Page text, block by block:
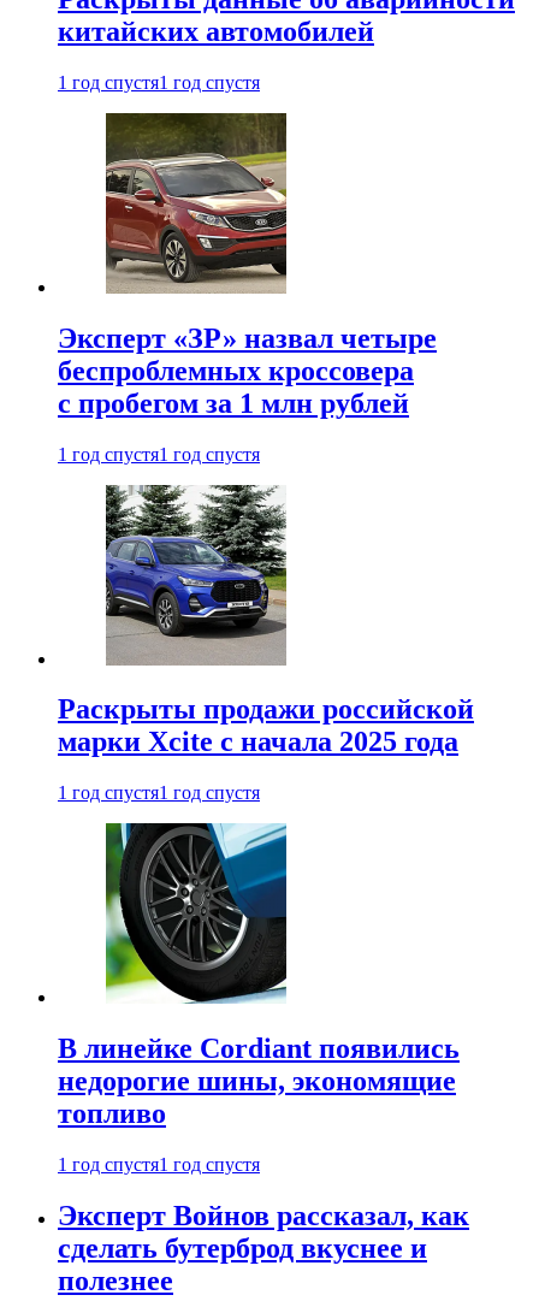
китайских автомобилей
1 год спустя1 год спустя
Эксперт «ЗР» назвал четыре
беспроблемных кроссовера
с пробегом за 1 млн рублей
1 год спустя1 год спустя
Раскрыты продажи российской
марки Xcite с начала 2025 года
1 год спустя1 год спустя
В линейке Cordiant появились
недорогие шины, экономящие
топливо
1 год спустя1 год спустя
Эксперт Войнов рассказал, как
сделать бутерброд вкуснее и
полезнее